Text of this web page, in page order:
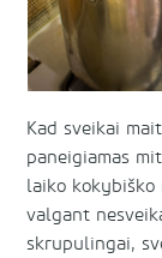
Kad sveikai
paneigiamas
laiko kokybiško
valgant
skrupulingai,